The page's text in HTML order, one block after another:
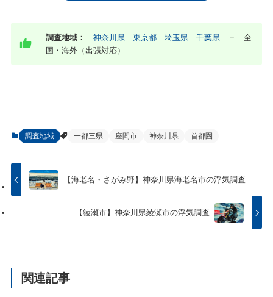
調査地域： 神奈川県 東京都 埼玉県 千葉県 ＋ 全
国・海外（出張対応）
調査地域 一都三県 座間市 神奈川県 首都圏
【海老名・さがみ野】神奈川県海老名市の浮気調査
【綾瀬市】神奈川県綾瀬市の浮気調査
関連記事